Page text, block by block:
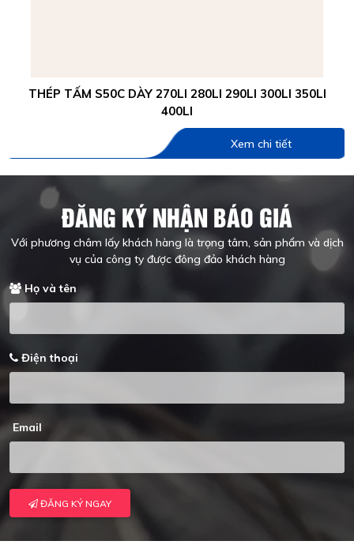
THÉP TẤM S50C DÀY 270LI 280LI 290LI 300LI 350LI
400LI
Xem chi tiết
ĐĂNG KÝ NHẬN BÁO GIÁ
Với phương châm lấy khách hàng là trọng tâm, sản phẩm và dịch
vụ của công ty được đông đảo khách hàng
Họ và tên
Điện thoại
Email
ĐĂNG KÝ NGAY